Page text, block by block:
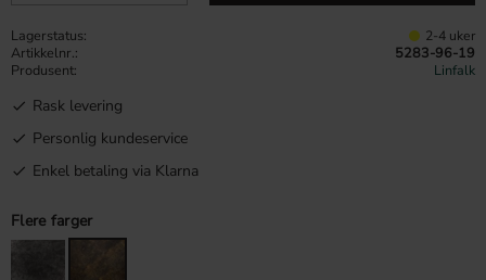
Lagerstatus 2-4 uker
Artikkelnr.
5283-96-19
Produsent
Linfalk
Rask levering
Personlig kundeservice
Enkel betaling via Klarna
Flere farger